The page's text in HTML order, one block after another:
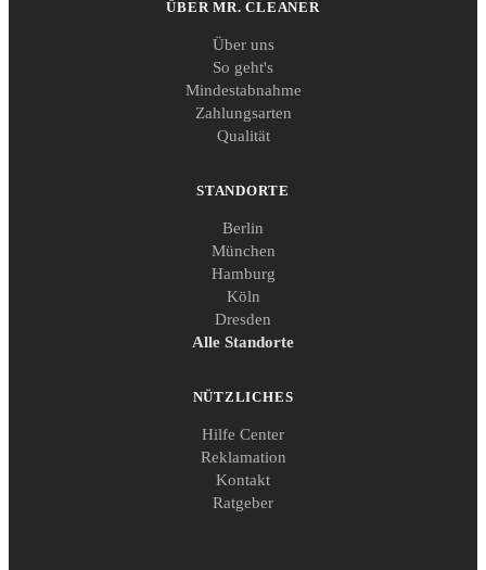
ÜBER MR. CLEANER
Über uns
So geht's
Mindestabnahme
Zahlungsarten
Qualität
STANDORTE
Berlin
München
Hamburg
Köln
Dresden
Alle Standorte
NÜTZLICHES
Hilfe Center
Reklamation
Kontakt
Ratgeber